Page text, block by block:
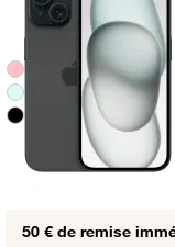
Groupe de couleurs
50 € de remise